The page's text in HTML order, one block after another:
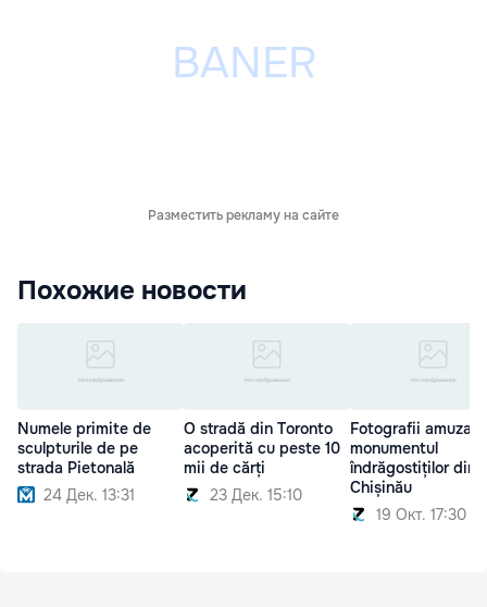
Разместить рекламу на сайте
Похожие новости
Numele primite de
sculpturile de pe
strada Pietonală
24 Дек. 13:31
O stradă din Toronto
acoperită cu peste 10
mii de cărți
23 Дек. 15:10
Fotografii
monumentul
îndrăgostiților din
Chișinău
19 Окт. 17:30